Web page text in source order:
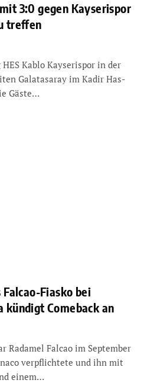
3:0 gegen Kayserispor
treffen
Kablo Kayserispor in der
Galatasaray im Kadir Has-
Gäste…
Falcao-Fiasko bei
kündigt Comeback an
Radamel Falcao im September
verpflichtete und ihn mit
einem…